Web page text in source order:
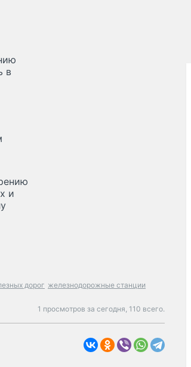
в
и
дорог железнодорожные станции
1 просмотров за сегодня, 110 всего.